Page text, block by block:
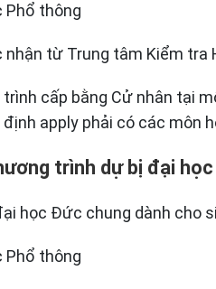
Phổ thông
nhận từ Trung tâm Kiểm tra
cấp bằng Cử nhân tại
apply phải có các môn
trình dự bị đại học
học Đức chung dành cho
Phổ thông